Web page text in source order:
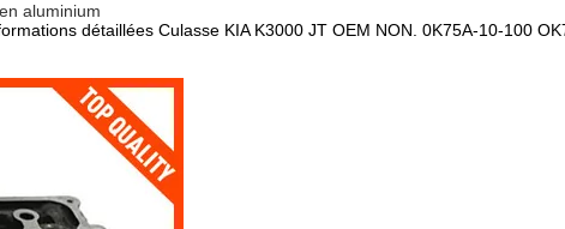
aluminium
détaillées Culasse KIA K3000 JT OEM NON. 0K75A-10-100